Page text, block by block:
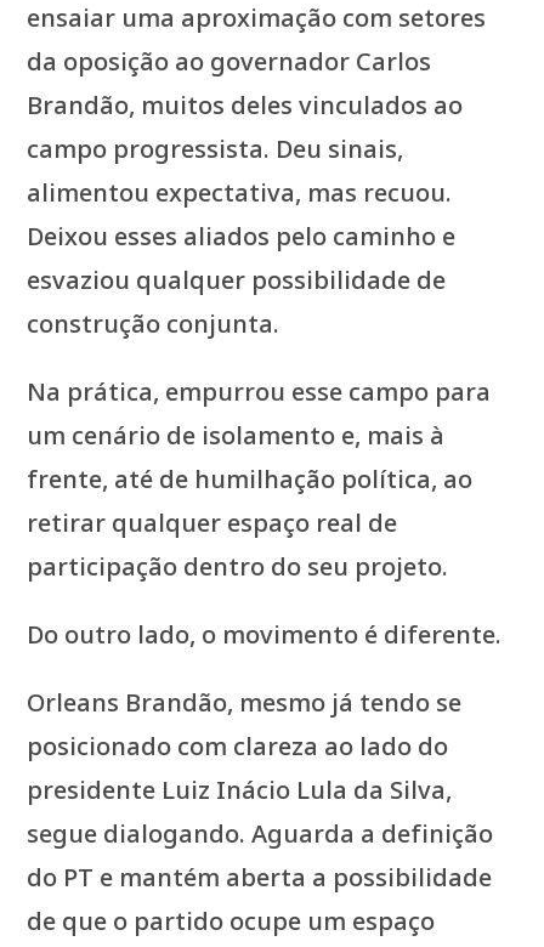
ensaiar uma aproximação com setores
da oposição ao governador Carlos
Brandão, muitos deles vinculados ao
campo progressista. Deu sinais,
alimentou expectativa, mas recuou.
Deixou esses aliados pelo caminho e
esvaziou qualquer possibilidade de
construção conjunta.
Na prática, empurrou esse campo para
um cenário de isolamento e, mais à
frente, até de humilhação política, ao
retirar qualquer espaço real de
participação dentro do seu projeto.
Do outro lado, o movimento é diferente.
Orleans Brandão, mesmo já tendo se
posicionado com clareza ao lado do
presidente Luiz Inácio Lula da Silva,
segue dialogando. Aguarda a definição
do PT e mantém aberta a possibilidade
de que o partido ocupe um espaço